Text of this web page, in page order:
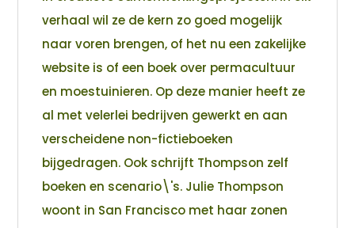
verhaal wil ze de kern zo goed mogelijk
naar voren brengen, of het nu een zakelijke
website is of een boek over permacultuur
en moestuinieren. Op deze manier heeft ze
al met velerlei bedrijven gewerkt en aan
verscheidene non-fictieboeken
bijgedragen. Ook schrijft Thompson zelf
boeken en scenario\'s. Julie Thompson
woont in San Francisco met haar zonen